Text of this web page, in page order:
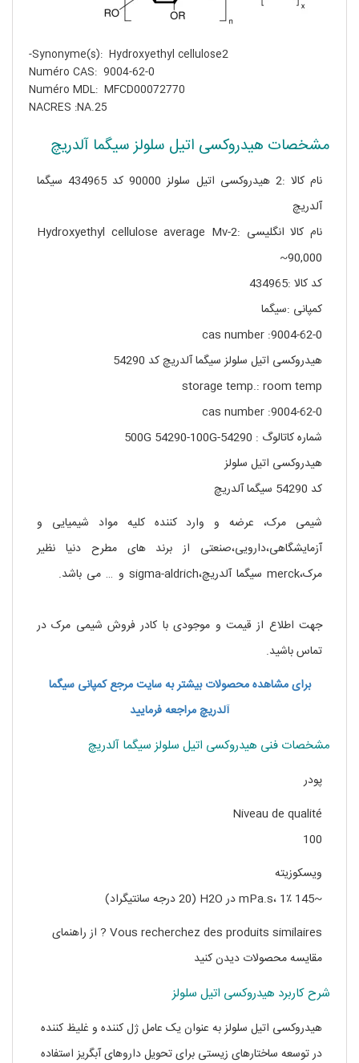
Synonyme(s): Hydroxyethyl cellulose2-
Numéro CAS: 9004-62-0
Numéro MDL: MFCD00072770
NACRES :NA.25
مشخصات هیدروکسی اتیل سلولز سیگما آلدریچ
نام کالا :2 هیدروکسی اتیل سلولز 90000 کد 434965 سیگما
آلدریچ
نام کالا انگلیسی :2-Hydroxyethyl cellulose average Mv
~90,000
کد کالا :434965
کمپانی :سیگما
cas number :9004-62-0
هیدروکسی اتیل سلولز سیگما آلدریچ کد 54290
storage temp.: room temp
cas number :9004-62-0
شماره کاتالوگ : 54290-500G 54290-100G
هیدروکسی اتیل سلولز
کد 54290 سیگما آلدریچ
شیمی مرک، عرضه و وارد کننده کلیه مواد شیمیایی و
آزمایشگاهی،دارویی،صنعتی از برند های مطرح دنیا نظیر
مرک،merck سیگما آلدریچ،sigma-aldrich و … می باشد.
جهت اطلاع از قیمت و موجودی با کادر فروش شیمی مرک در
تماس باشید.
برای مشاهده محصولات بیشتر به سایت مرجع کمپانی سیگما
آلدریچ مراجعه فرمایید
مشخصات فنی هیدروکسی اتیل سلولز سیگما آلدریچ
پودر
Niveau de qualité
100
ویسکوزیته
~145 mPa.s، 1٪ در H2O (20 درجه سانتیگراد)
Vous recherchez des produits similaires ? از راهنمای
مقایسه محصولات دیدن کنید
شرح کاربرد هیدروکسی اتیل سلولز
هیدروکسی اتیل سلولز به عنوان یک عامل ژل کننده و غلیظ کننده
در توسعه ساختارهای زیستی برای تحویل داروهای آبگریز استفاده